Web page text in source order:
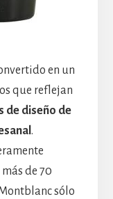
en un
que reflejan
de diseño de
.
de 70
sólo